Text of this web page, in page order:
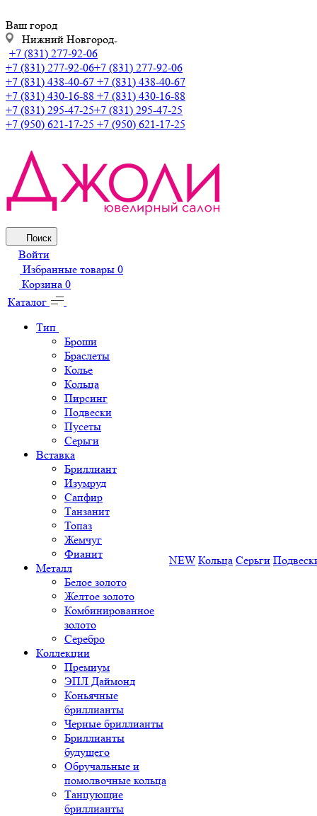
Ваш город
Нижний Новгород
+7 (831) 277-92-06
+7 (831) 277-92-06+7 (831) 277-92-06
+7 (831) 438-40-67 +7 (831) 438-40-67
+7 (831) 430-16-88 +7 (831) 430-16-88
+7 (831) 295-47-25+7 (831) 295-47-25
+7 (950) 621-17-25 +7 (950) 621-17-25
Поиск
Войти
Избранные товары 0
Корзина 0
Каталог
Тип
Броши
Браслеты
Колье
Кольца
Пирсинг
Подвески
Пусеты
Серьги
Вставка
Бриллиант
Изумруд
Сапфир
Танзанит
Топаз
Жемчуг
Фианит
Металл
Белое золото
Желтое золото
Комбинированное
золото
Серебро
Коллекции
Премиум
ЭПЛ Даймонд
Коньячные
бриллианты
Черные бриллианты
Бриллианты
будущего
Обручальные и
помолвочные кольца
Танцующие
бриллианты
NEW Кольца Серьги